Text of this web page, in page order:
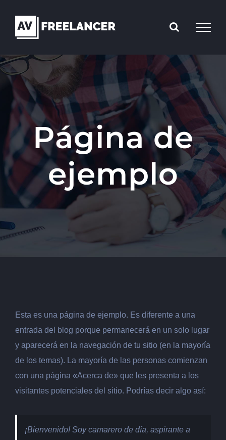
contenido
Página de
ejemplo
Esta es una página de ejemplo. Es diferente a una
entrada del blog porque permanecerá en un solo lugar
y aparecerá en la navegación de tu sitio (en la mayoría
de los temas). La mayoría de las personas comienzan
con una página «Acerca de» que les presenta a los
visitantes potenciales del sitio. Podrías decir algo así:
¡Bienvenido! Soy camarero de día, aspirante a